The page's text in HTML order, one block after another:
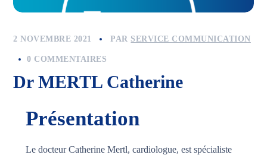
2 NOVEMBRE 2021 PAR SERVICE COMMUNICATION
0 COMMENTAIRES
Dr MERTL Catherine
Présentation
Le docteur Catherine Mertl, cardiologue, est spécialiste